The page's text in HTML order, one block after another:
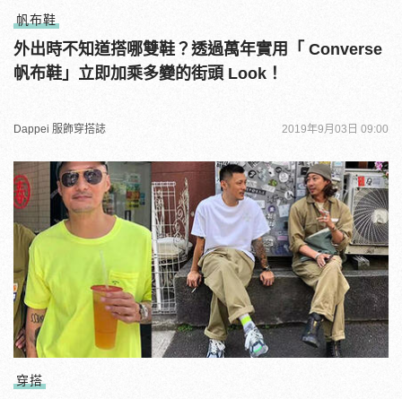
帆布鞋
外出時不知道搭哪雙鞋？透過萬年實用「 Converse
帆布鞋」立即加乘多變的街頭 Look！
Dappei 服飾穿搭誌 2019年9月03日 09:00
穿搭